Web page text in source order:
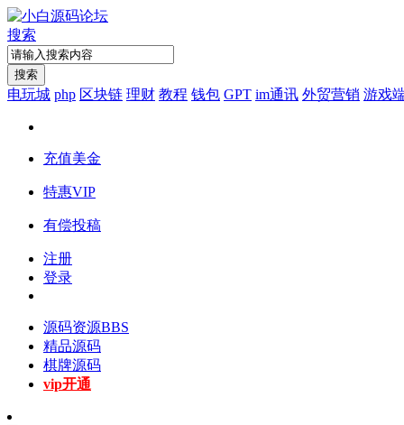
搜索
搜索
电玩城 php 区块链 理财 教程 钱包 GPT im通讯 外贸营销 游戏
充值美金
特惠VIP
有偿投稿
注册
登录
源码资源BBS
精品源码
棋牌源码
vip开通